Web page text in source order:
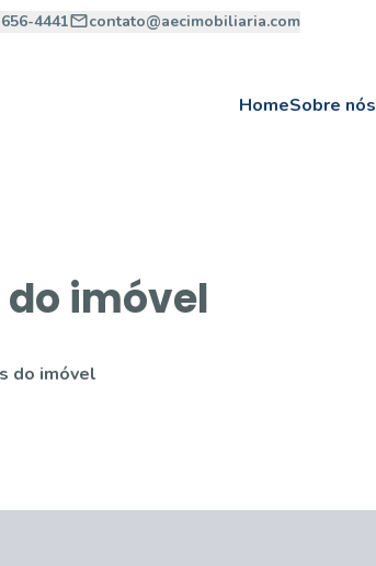
4441 contato@aecimobiliaria.com
HomeSobre nós
do imóvel
do imóvel